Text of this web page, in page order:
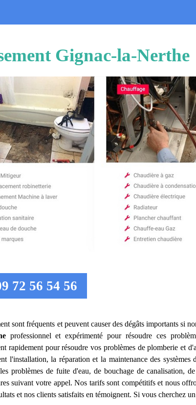
Gignac-la-Nerthe
72 56 54 56
sont fréquents et peuvent causer des dégâts importants si
professionnel et expérimenté pour résoudre ces
rapidement pour résoudre vos problèmes de plomberie et
l'installation, la réparation et la maintenance des systèmes
problèmes de fuite d'eau, de bouchage de canalisation,
suivant votre appel. Nos tarifs sont compétitifs et nous
et nos clients satisfaits en témoignent. Si vous cherchez un